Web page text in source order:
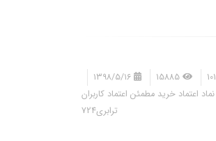
101
15885
۱۳۹۸/۵/۱۶
نماد اعتماد خرید مطمئن اعتماد کاربران
ترابری724